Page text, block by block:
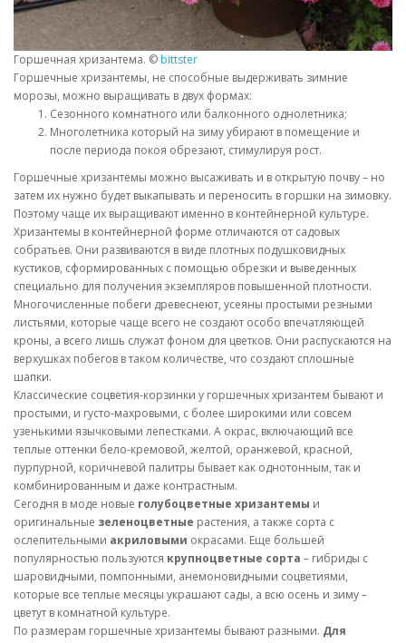
Горшечная хризантема. © bittster
Горшечные хризантемы, не способные выдерживать зимние
морозы, можно выращивать в двух формах:
Сезонного комнатного или балконного однолетника;
Многолетника который на зиму убирают в помещение и
после периода покоя обрезают, стимулируя рост.
Горшечные хризантемы можно высаживать и в открытую почву – но
затем их нужно будет выкапывать и переносить в горшки на зимовку.
Поэтому чаще их выращивают именно в контейнерной культуре.
Хризантемы в контейнерной форме отличаются от садовых
собратьев. Они развиваются в виде плотных подушковидных
кустиков, сформированных с помощью обрезки и выведенных
специально для получения экземпляров повышенной плотности.
Многочисленные побеги древеснеют, усеяны простыми резными
листьями, которые чаще всего не создают особо впечатляющей
кроны, а всего лишь служат фоном для цветков. Они распускаются на
верхушках побегов в таком количестве, что создают сплошные
шапки.
Классические соцветия-корзинки у горшечных хризантем бывают и
простыми, и густо-махровыми, с более широкими или совсем
узенькими язычковыми лепестками. А окрас, включающий все
теплые оттенки бело-кремовой, желтой, оранжевой, красной,
пурпурной, коричневой палитры бывает как однотонным, так и
комбинированным и даже контрастным.
Сегодня в моде новые голубоцветные хризантемы и
оригинальные зеленоцветные растения, а также сорта с
ослепительными акриловыми окрасами. Еще большей
популярностью пользуются крупноцветные сорта – гибриды с
шаровидными, помпонными, анемоновидными соцветиями,
которые все теплые месяцы украшают сады, а всю осень и зиму –
цветут в комнатной культуре.
По размерам горшечные хризантемы бывают разными. Для